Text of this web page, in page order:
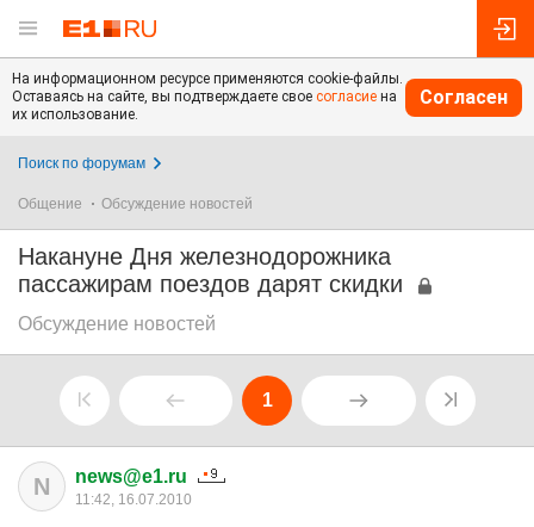
На информационном ресурсе применяются cookie-файлы.
Оставаясь на сайте, вы подтверждаете свое согласие на
их использование.
Согласен
Поиск по форумам
Общение Обсуждение новостей
Накануне Дня железнодорожника
пассажирам поездов дарят скидки
Обсуждение новостей
1
N news@e1.ru
11:42, 16.07.2010